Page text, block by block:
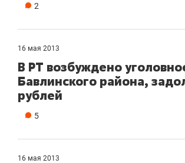
2
16 мая 2013
В РТ возбуждено
Бавлинского района,
рублей
5
16 мая 2013